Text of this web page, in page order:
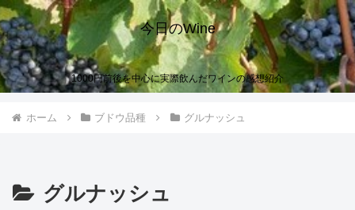
今日のWine
1000円前後を中心に実際飲んだワインの感想紹介
ホーム ブドウ品種 グルナッシュ
グルナッシュ